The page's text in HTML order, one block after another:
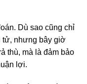
Dù sao cũng chỉ
tử, nhưng bây giờ
thù, mà là đảm bảo
lợi.